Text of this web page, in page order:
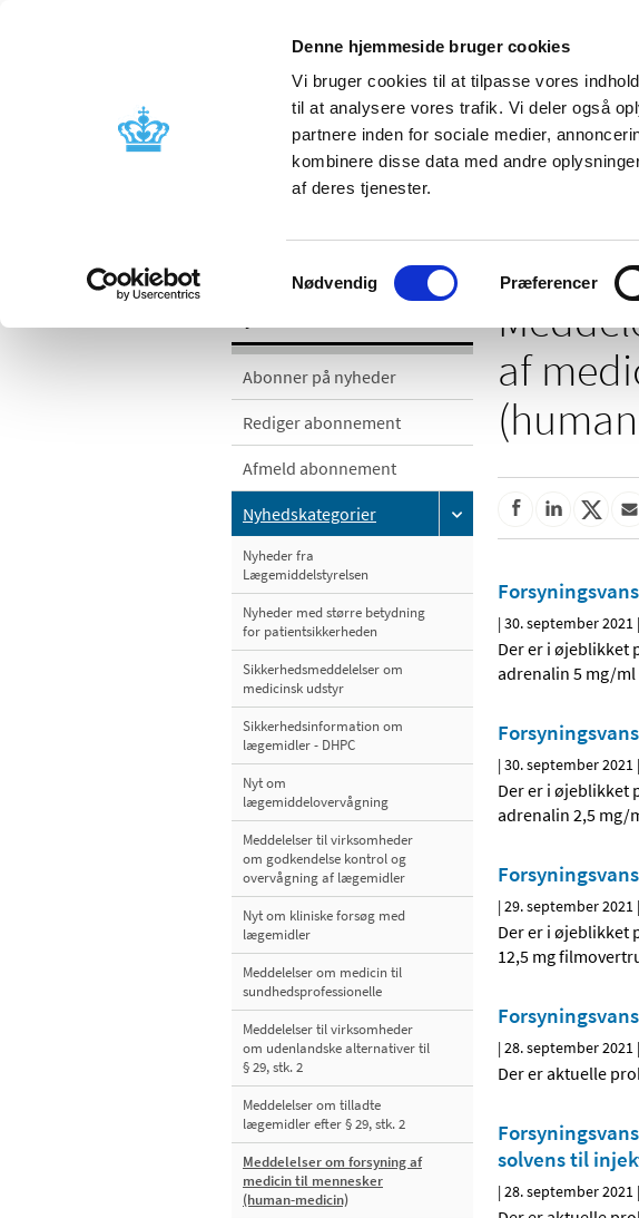
Denne hjemmeside bruger cookies
Vi bruger cookies til at tilpasse vores
til at analysere vores trafik. Vi deler også
partnere inden for sociale medier,
kombinere disse data med andre
af deres tjenester.
Samtykkevalg
Nødvendig Præferencer
Godkendelse og
Bivirkninger og
produktinformation
Abonner på nyheder
Rediger abonnement
Afmeld abonnement
Nyhedskategorier
Nyheder fra
Lægemiddelstyrelsen
Nyheder med større betydning
for patientsikkerheden
Sikkerhedsmeddelelser om
medicinsk udstyr
Sikkerhedsinformation om
lægemidler - DHPC
Nyt om
lægemiddelovervågning
Meddelelser til virksomheder
om godkendelse kontrol og
overvågning af lægemidler
Nyt om kliniske forsøg med
lægemidler
Meddelelser om medicin til
sundhedsprofessionelle
Meddelelser til virksomheder
om udenlandske alternativer til
§ 29, stk. 2
Meddelelser om tilladte
lægemidler efter § 29, stk. 2
Meddelelser om forsyning af
medicin til mennesker
(human-medicin)
af
|30. september 2021 |
Der er i øjeblikket
adrenalin 5 mg/
|30. september 2021 |
Der er i øjeblikket
adrenalin 2,5 mg/
|29. september 2021 |
Der er i øjeblikket
12,5 mg
|28. september 2021 |
Der er aktuelle
solvens til
|28. september 2021 |